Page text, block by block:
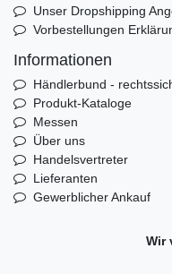
Unser Dropshipping
Vorbestellungen
Informationen
Händlerbund -
Produkt-Kataloge
Messen
Über uns
Handelsvertreter
Lieferanten
Gewerblicher Ankauf
Wir